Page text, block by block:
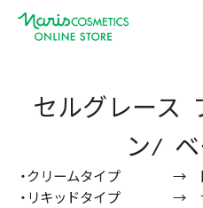
セルグレース
ン/ ベ
・クリームタイプ → 日
・リキッドタイプ → ナ